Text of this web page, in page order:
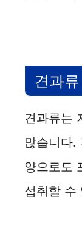
견과류
견과류는
많습니다.
양으로도
섭취할 수